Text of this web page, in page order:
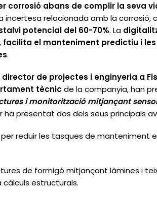
abans de complir la seva
incertesa relacionada amb la
potencial del 60-70%. La
, facilita el manteniment predictiu i
.
de projectes i enginyeria a
tècnic de la companyia, han
i monitorització mitjançant
ha presentat dos dels seus principals
reduir les tasques de manteniment
de formigó mitjançant làmines i
càlculs estructurals.